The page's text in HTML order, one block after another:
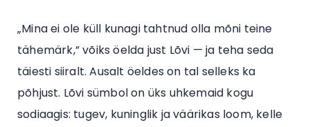
„Mina ei ole küll kunagi tahtnud olla mõni teine
tähemärk,” võiks öelda just Lõvi — ja teha seda
täiesti siiralt. Ausalt öeldes on tal selleks ka
põhjust. Lõvi sümbol on üks uhkemaid kogu
sodiaagis: tugev, kuninglik ja väärikas loom, kelle